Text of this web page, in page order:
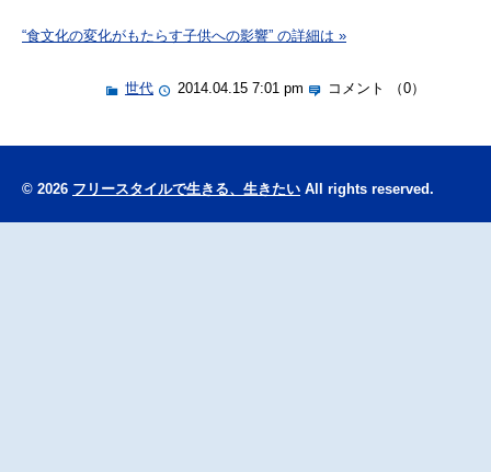
“食文化の変化がもたらす子供への影響” の詳細は »
世代 2014.04.15 7:01 pm コメント （0）
© 2026 フリースタイルで生きる、生きたい All rights reserved.